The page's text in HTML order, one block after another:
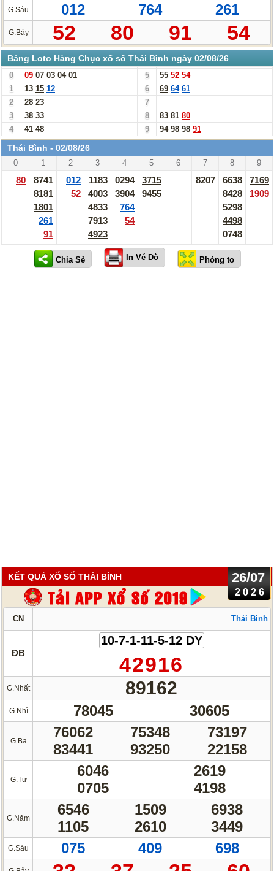
G.Sáu 012 764 261
G.Bảy 52 80 91 54
Bảng Loto Hàng Chục xổ số Thái Bình ngày 02/08/26
0 09 07 03 04 01 5 55 52 54
1
13 15 12 6 69 64 61
2
28 23
7
3
38 33 8 83 81 80
4
41 48 9 94 98 98 91
Thái Bình - 02/08/26
0 1 2 3 4 5 6 7 8 9
80
8741
8181
1801
261
91
012
52
1183
4003
4833
7913
4923
0294
3904
764
54
3715
9455
8207
6638
8428
5298
4498
0748
7169
1909
In Vé Dò
26/07
2026
KẾT QUẢ XỔ SỐ THÁI BÌNH
CN Thái Bình
ĐB
10-7-1-11-5-12 DY
42916
G.Nhất 89162
G.Nhì 78045 30605
G.Ba
76062 75348
73197
83441
93250 22158
G.Tư
6046
2619
0705
4198
G.Năm
6546 1509
6938
1105
2610 3449
G.Sáu 075 409 698